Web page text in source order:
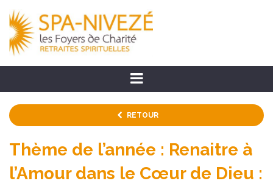
RETOUR
Thème de l’année : Renaitre à
l’Amour dans le Cœur de Dieu :